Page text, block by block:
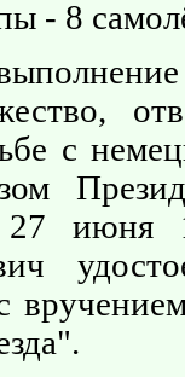
- 8
с
июня